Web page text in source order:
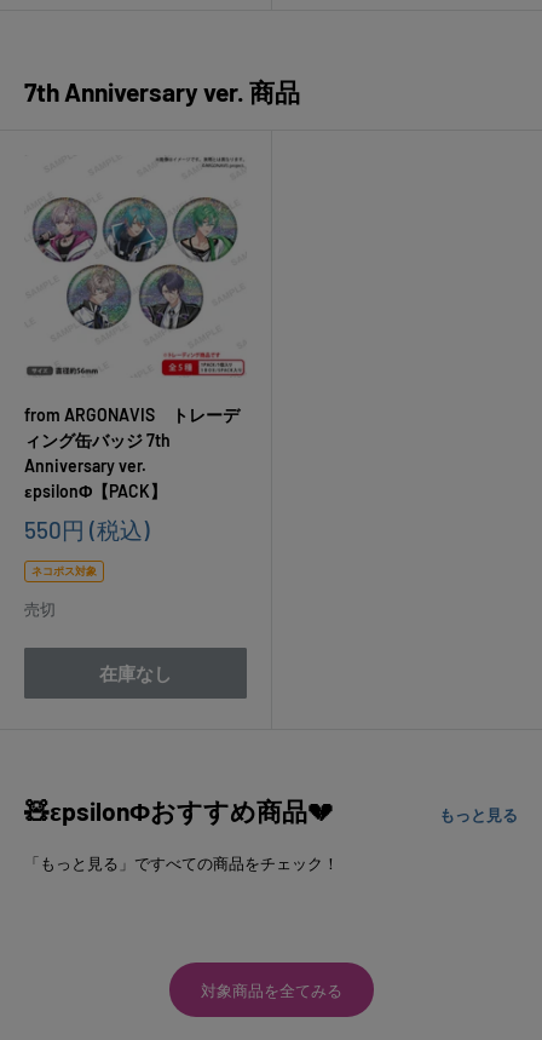
7th Anniversary ver. 商品
from ARGONAVIS トレーデ
ィング缶バッジ 7th
Anniversary ver.
εpsilonΦ【PACK】
販
価
格
550円 (税込)
ネコポス対象
売切
在庫なし
🧸εpsilonΦおすすめ商品💔 もっと見る
「もっと見る」ですべての商品をチェック！
対象商品を全てみる